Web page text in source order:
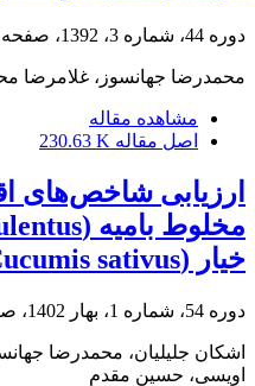
دوره 44، شماره 3، 1392، صفحه
محمدرضا جهانسوز، غلامرضا
مشاهده مقاله
اصل مقاله 230.63 K
ارزیابی شاخص‌های
خیار (Cucumis sativus) در استان خوزستان
دوره 54، شماره 1، بهار 1402، صفحه
اشکان جلیلیان، محمدرضا
اویسی، حسین مقدم